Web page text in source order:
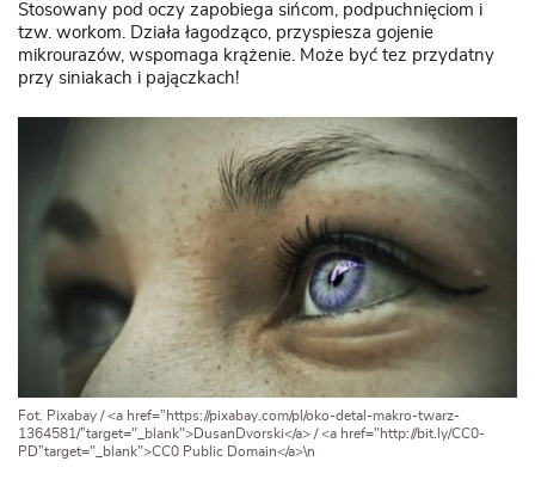
Fot. Pixabay / <a href=”https://pixabay.com/pl/oko-detal-makro-twarz-
1364581/”target="_blank">DusanDvorski</a> / <a href="http://bit.ly/CC0-
PD”target="_blank">CC0 Public Domain</a>\n
Stosowany pod oczy zapobiega sińcom, podpuchnięciom i
tzw. workom. Działa łagodząco, przyspiesza gojenie
mikrourazów, wspomaga krążenie. Może być tez przydatny
przy siniakach i pajączkach!